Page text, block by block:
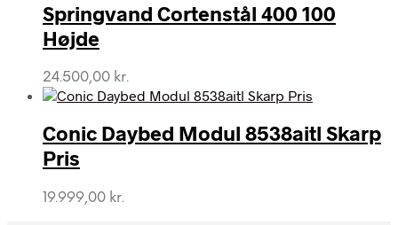
Springvand Cortenstål 400 100
Højde
24.500,00 kr.
Conic Daybed Modul 8538aitl Skarp
Pris
19.999,00 kr.